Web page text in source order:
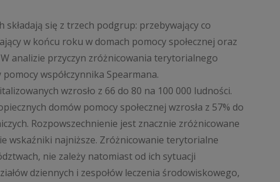
się z trzech podgrup: przebywający co
w końcu roku w domach pomocy społecznej oraz
analizie przyczyn zróżnicowania terytorialnego
współczynnika Spearmana.
wzrosło z 66 do 80 na 100 000 ludności.
domów pomocy społecznej wzrosła z 57% do
Rozpowszechnienie jest znacznie zróżnicowane
wskaźniki najniższe. Zróżnicowanie terytorialne
nie zależy natomiast od ich sytuacji
dziennych i zespołów leczenia środowiskowego,